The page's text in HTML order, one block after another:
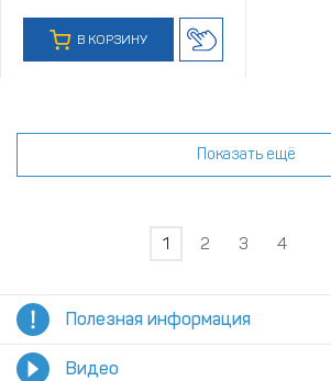
В КОРЗИНУ
Показать ещё
1 2 3 4
Полезная информация
Видео